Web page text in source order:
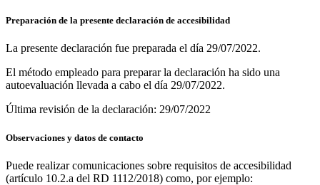
Preparación de la presente declaración de accesibilidad
La presente declaración fue preparada el día 29/07/2022.
El método empleado para preparar la declaración ha sido una
autoevaluación llevada a cabo el día 29/07/2022.
Última revisión de la declaración: 29/07/2022
Observaciones y datos de contacto
Puede realizar comunicaciones sobre requisitos de accesibilidad
(artículo 10.2.a del RD 1112/2018) como, por ejemplo: